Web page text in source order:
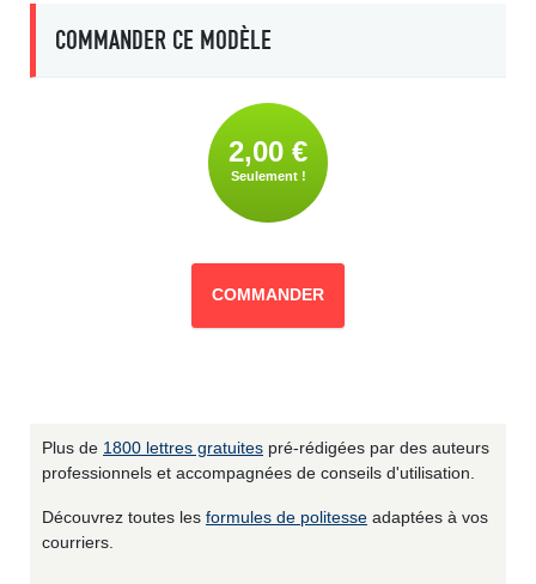
COMMANDER CE MODÈLE
2,00 €
Seulement !
COMMANDER
Plus de 1800 lettres gratuites pré-rédigées par des auteurs
professionnels et accompagnées de conseils d'utilisation.
Découvrez toutes les formules de politesse adaptées à vos
courriers.